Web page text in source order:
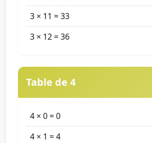
3 × 11 = 33
3 × 12 = 36
Table de 4
4 × 0 = 0
4 × 1 = 4